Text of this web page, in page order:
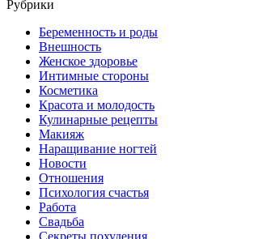
Рубрики
Беременность и роды
Внешность
Женское здоровье
Интимные стороны
Косметика
Красота и молодость
Кулинарные рецепты
Макияж
Наращивание ногтей
Новости
Отношения
Психология счастья
Работа
Свадьба
Секреты похудения